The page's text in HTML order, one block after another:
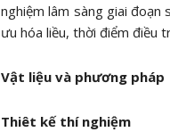
nghiệm lâm sàng giai đoạn
ưu hóa liều, thời điểm điều
Vật liệu và phương pháp
Thiêt kế thí nghiệm